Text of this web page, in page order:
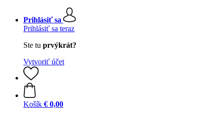
Prihlásiť sa
Prihlásiť sa teraz
Ste tu prvýkrát?
Vytvoriť účet
Košík € 0,00